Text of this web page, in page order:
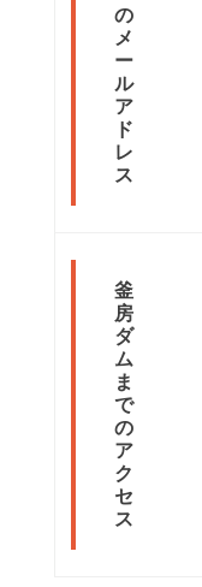
の
メ
ー
ル
ア
ド
レ
ス
釜
房
ダ
ム
ま
で
の
ア
ク
セ
ス